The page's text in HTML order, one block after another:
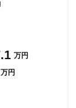
万円
万円